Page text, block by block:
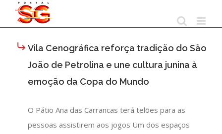
Vila Cenográfica reforça tradição do São
João de Petrolina e une cultura junina à
emoção da Copa do Mundo
O Pátio Ana das Carrancas terá telões para as
pessoas assistirem aos jogos Um dos espaços